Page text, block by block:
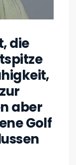
die
aber
Golf